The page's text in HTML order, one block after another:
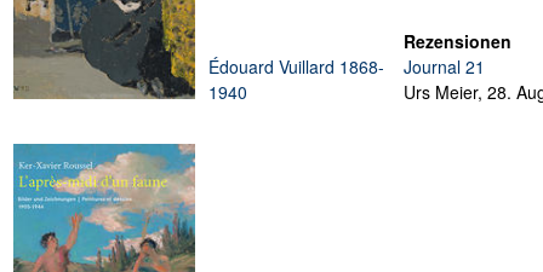
Édouard Vuillard 1868-
1940
Rezensionen
Journal 21
Urs Meier, 28.